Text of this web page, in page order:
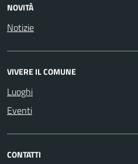
NOVITÀ
Notizie
VIVERE IL COMUNE
Luoghi
Eventi
CONTATTI